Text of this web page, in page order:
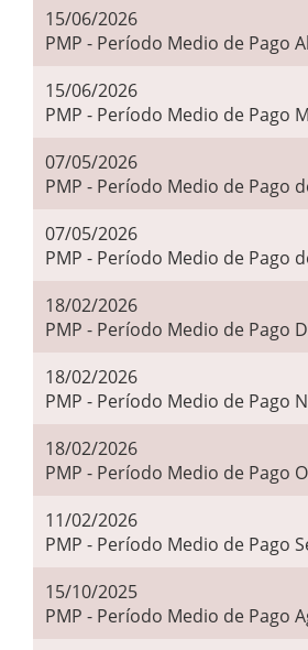
15/06/2026
PMP - Período Medio de Pago
15/06/2026
PMP - Período Medio de Pago
07/05/2026
PMP - Período Medio de Pago
07/05/2026
PMP - Período Medio de Pago
18/02/2026
PMP - Período Medio de Pago
18/02/2026
PMP - Período Medio de Pago
18/02/2026
PMP - Período Medio de Pago
11/02/2026
PMP - Período Medio de Pago
15/10/2025
PMP - Período Medio de Pago